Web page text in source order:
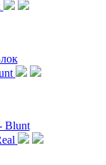
Blunt